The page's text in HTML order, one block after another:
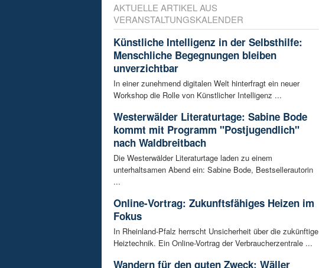
AKTUELLE ARTIKEL AUS
VERANSTALTUNGSKALENDER
Künstliche Intelligenz in der Selbsthilfe:
Menschliche Begegnungen bleiben
unverzichtbar
In einer zunehmend digitalen Welt hinterfragt ein neuer
Workshop die Rolle von Künstlicher Intelligenz ...
Westerwälder Literaturtage: Sabine Bode
kommt mit Programm "Postjugendlich"
nach Waldbreitbach
Die Westerwälder Literaturtage laden zu einem
unterhaltsamen Abend ein: Sabine Bode, Bestsellerautorin
...
Online-Vortrag: Zukunftsfähiges Heizen im
Fokus
In Rheinland-Pfalz herrscht Unsicherheit über die zukünftige
Heiztechnik. Ein Online-Vortrag der Verbraucherzentrale ...
Wandern für den guten Zweck: Wäller